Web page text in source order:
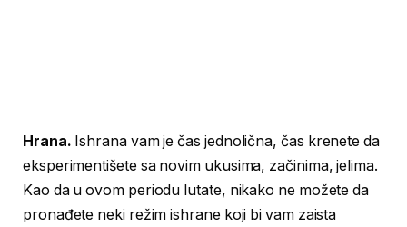
Hrana. Ishrana vam je čas jednolična, čas krenete da
eksperimentišete sa novim ukusima, začinima, jelima.
Kao da u ovom periodu lutate, nikako ne možete da
pronađete neki režim ishrane koji bi vam zaista